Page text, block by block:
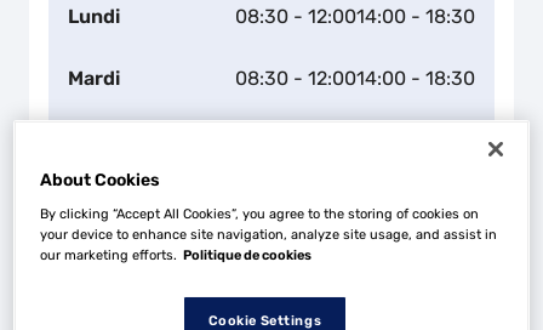
Lundi 08:30 - 12:0014:00 - 18:30
Mardi 08:30 - 12:0014:00 - 18:30
14:00 - 18:30
Vendredi 08:30 - 12:00
About Cookies
By clicking “Accept All Cookies”, you agree to the storing of cookies on
your device to enhance site navigation, analyze site usage, and assist in
our marketing efforts. Politique de cookies
Cookie Settings